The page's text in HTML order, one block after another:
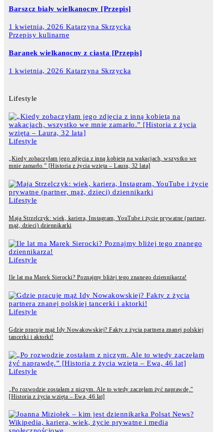
Barszcz biały wielkanocny [Przepis]
1 kwietnia, 2026 Katarzyna Skrzycka
Przepisy kulinarne
Baranek wielkanocny z ciasta [Przepis]
1 kwietnia, 2026 Katarzyna Skrzycka
Lifestyle
Lifestyle
„Kiedy zobaczyłam jego zdjęcia z inną kobietą na wakacjach, wszystko we
mnie zamarło.” [Historia z życia wzięta – Laura, 32 lata]
Lifestyle
Maja Strzelczyk: wiek, kariera, Instagram, YouTube i życie prywatne (partner,
mąż, dzieci) dziennikarki
Lifestyle
Ile lat ma Marek Sierocki? Poznajmy bliżej tego znanego dziennikarza!
Lifestyle
Gdzie pracuje mąż Idy Nowakowskiej? Fakty z życia partnera znanej polskiej
tancerki i aktorki!
Lifestyle
„Po rozwodzie zostałam z niczym. Ale to wtedy zaczęłam żyć naprawdę.”
[Historia z życia wzięta – Ewa, 46 lat]